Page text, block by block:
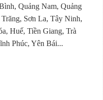
Quảng Nam, Quảng
Sơn La, Tây Ninh,
Huế, Tiền Giang, Trà
Phúc, Yên Bái...